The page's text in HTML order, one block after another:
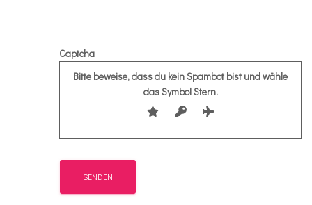
Captcha
Bitte beweise, dass du kein Spambot bist und wähle
das SymbolStern.